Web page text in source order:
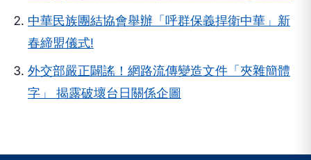
中華民族團結協會舉辦「呼群保義捍衛中華」新
春締盟儀式!
外交部嚴正闢謠！網路流傳變造文件「夾雜簡體
字」 揭露破壞台日關係企圖